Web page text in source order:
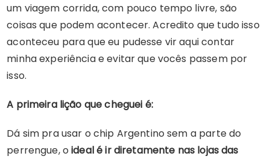
um viagem corrida, com pouco tempo livre, são
coisas que podem acontecer. Acredito que tudo isso
aconteceu para que eu pudesse vir aqui contar
minha experiência e evitar que vocês passem por
isso.
A primeira lição que cheguei é:
Dá sim pra usar o chip Argentino sem a parte do
perrengue, oideal é ir diretamente nas lojas das